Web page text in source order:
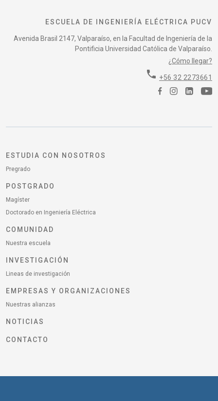
ESCUELA DE INGENIERÍA ELÉCTRICA PUCV
Avenida Brasil 2147, Valparaíso, en la Facultad de Ingeniería de la
Pontificia Universidad Católica de Valparaíso.
¿Cómo llegar?
phone +56 32 2273661
ESTUDIA CON NOSOTROS
Pregrado
POSTGRADO
Magíster
Doctorado en Ingeniería Eléctrica
COMUNIDAD
Nuestra escuela
INVESTIGACIÓN
Lineas de investigación
EMPRESAS Y ORGANIZACIONES
Nuestras alianzas
NOTICIAS
CONTACTO